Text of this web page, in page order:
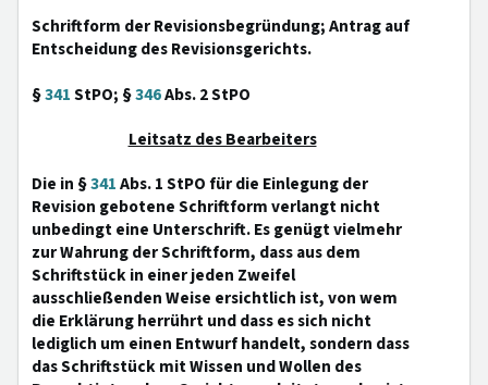
Schriftform der Revisionsbegründung; Antrag auf
Entscheidung des Revisionsgerichts.
§341StPO; §346Abs. 2 StPO
Leitsatz des Bearbeiters
Die in §341Abs. 1 StPO für die Einlegung der
Revision gebotene Schriftform verlangt nicht
unbedingt eine Unterschrift. Es genügt vielmehr
zur Wahrung der Schriftform, dass aus dem
Schriftstück in einer jeden Zweifel
ausschließenden Weise ersichtlich ist, von wem
die Erklärung herrührt und dass es sich nicht
lediglich um einen Entwurf handelt, sondern dass
das Schriftstück mit Wissen und Wollen des